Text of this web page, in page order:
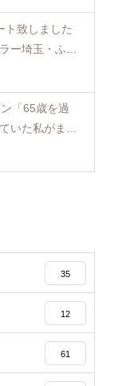
ト致しました
ー埼玉・ふじ
「65歳を過
いた私がまた
☺️埼玉・ふじ
35
12
61